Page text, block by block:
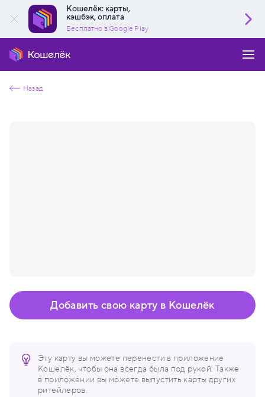
Кошелёк: карты,
кэшбэк, оплата
Бесплатно в Google Play
Назад
Эту карту вы можете перенести в приложение
Кошелёк, чтобы она всегда была под рукой. Также
в приложении вы можете выпустить карты других
ритейлеров.
Добавить свою карту в Кошелёк